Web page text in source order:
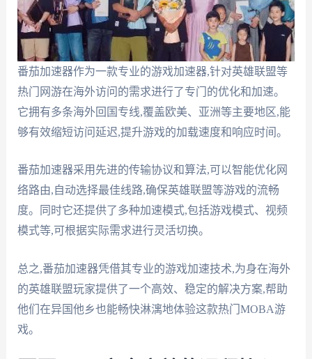
番茄加速器作为一款专业的游戏加速器,针对英雄联盟等
热门网游在海外访问的需求进行了专门的优化和加速。
它拥有多条海外回国专线,覆盖欧美、亚洲等主要地区,能
够有效缩短访问延迟,提升游戏的加载速度和响应时间。
番茄加速器采用先进的传输协议和算法,可以智能优化网
络路由,自动选择最佳线路,确保英雄联盟等游戏的流畅
度。同时它还提供了多种加速模式,包括游戏模式、视频
模式等,可根据实际需求进行灵活切换。
总之,番茄加速器凭借其专业的游戏加速技术,为身在海外
的英雄联盟玩家提供了一个高效、稳定的解决方案,帮助
他们在异国他乡也能畅快淋漓地体验这款热门MOBA游
戏。